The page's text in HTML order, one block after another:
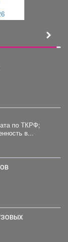
по ТКРФ;
в...